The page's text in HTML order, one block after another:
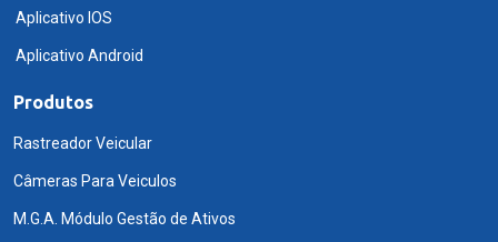
Aplicativo IOS
Aplicativo Android
Produtos
Rastreador Veicular
Câmeras Para Veiculos
M.G.A. Módulo Gestão de Ativos